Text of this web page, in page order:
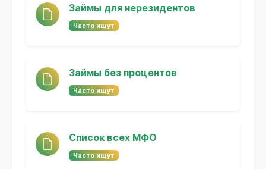
Займы для нерезидентов
Часто ищут
Займы без процентов
Часто ищут
Список всех МФО
Часто ищут